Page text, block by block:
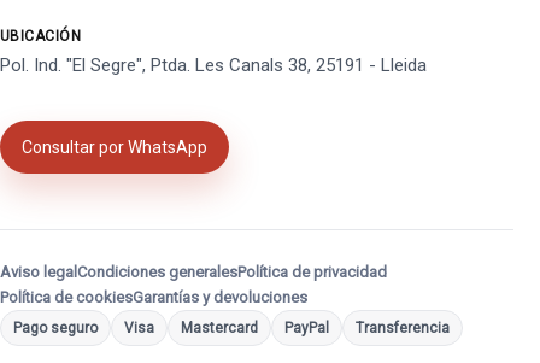
UBICACIÓN
Pol. Ind. "El Segre", Ptda. Les Canals 38, 25191 - Lleida
Consultar por WhatsApp
Aviso legal Condiciones generalesPolítica de privacidad
Política de cookiesGarantías y devoluciones
Pago seguro Visa Mastercard PayPal Transferencia